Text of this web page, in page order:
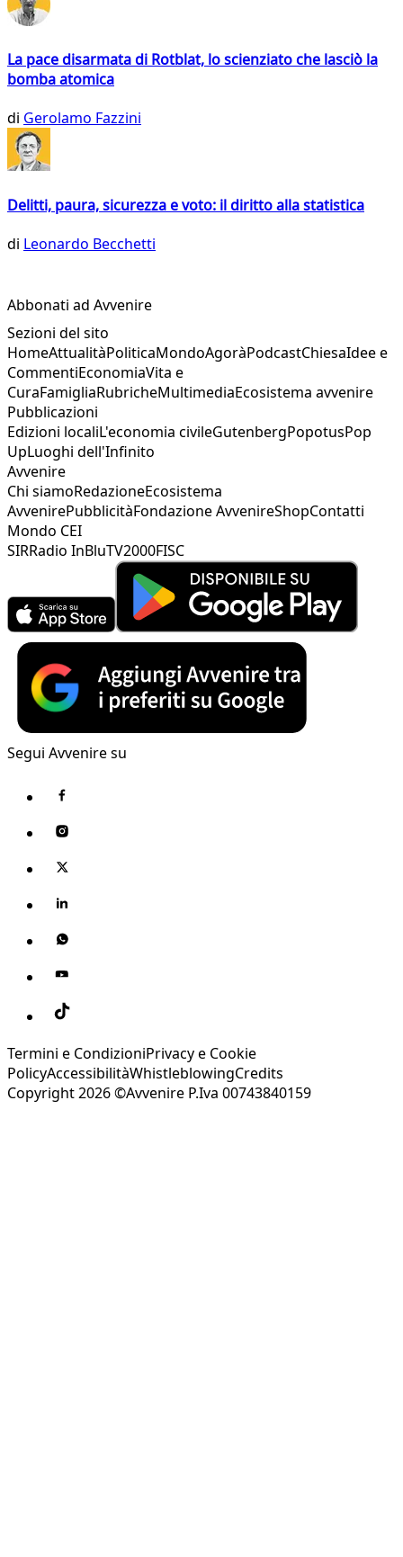
La pace disarmata di Rotblat, lo scienziato che lasciò la
bomba atomica
di Gerolamo Fazzini
Delitti, paura, sicurezza e voto: il diritto alla statistica
di Leonardo Becchetti
Abbonati ad Avvenire
Sezioni del sito
HomeAttualitàPoliticaMondoAgoràPodcastChiesaIdee e
CommentiEconomiaVita e
CuraFamigliaRubricheMultimediaEcosistema avvenire
Pubblicazioni
Edizioni localiL'economia civileGutenbergPopotusPop
UpLuoghi dell'Infinito
Avvenire
Chi siamoRedazioneEcosistema
AvvenirePubblicitàFondazione AvvenireShopContatti
Mondo CEI
SIRRadio InBluTV2000FISC
Segui Avvenire su
Termini e CondizioniPrivacy e Cookie
PolicyAccessibilitàWhistleblowingCredits
Copyright 2026 ©Avvenire P.Iva 00743840159